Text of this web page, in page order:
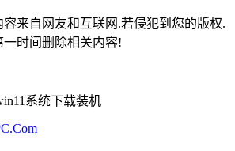
来自网友和互联网.若侵犯到您的版权.
时间删除相关内容!
系统下载装机